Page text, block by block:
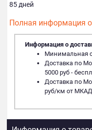
85 дней
Полная информация
Информация о
Минимальная
Доставка по
5000 руб -
Доставка по
руб/км от